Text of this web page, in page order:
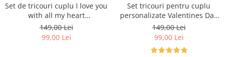
Set de tricouri cuplu I love you
with all my heart
personalizate cu tematica
Valentines Day
149,00 Lei
99,00 Lei
Set tricouri pentru cuplu
personalizate Valentines Day
VD2444 You and me forever
149,00 Lei
99,00 Lei